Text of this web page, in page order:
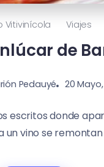
Vitivinícola Viajes
de
Pedauyé 20 Mayo,
escritos donde
un vino se remontan